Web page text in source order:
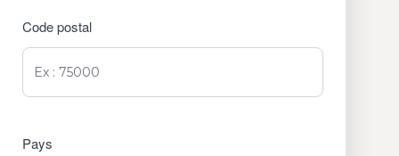
Code postal
Pays